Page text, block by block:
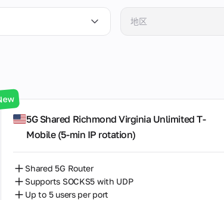
地区
新泽西州
5G Shared Richmond Virginia Unlimited T-
Mobile (5‑min IP rotation)
Shared 5G Router
Supports SOCKS5 with UDP
Up to 5 users per port